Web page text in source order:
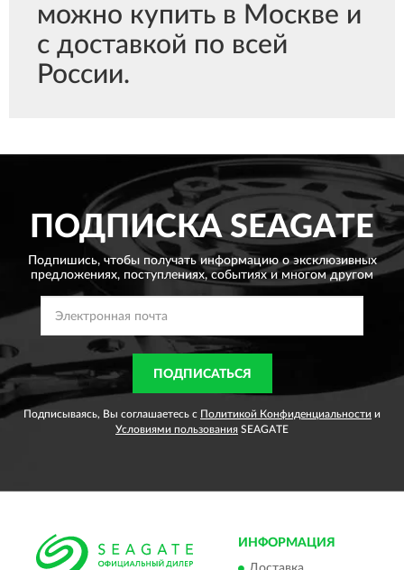
можно купить в Москве и
с доставкой по всей
России.
ПОДПИСКА SEAGATE
Подпишись, чтобы получать информацию о эксклюзивных
предложениях, поступлениях, событиях и многом другом
ПОДПИСАТЬСЯ
Подписываясь, Вы соглашаетесь с Политикой Конфиденциальности и
Условиями пользования SEAGATE
ИНФОРМАЦИЯ